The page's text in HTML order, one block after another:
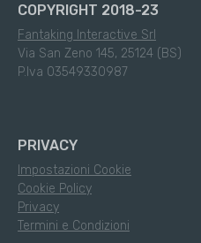
COPYRIGHT 2018-23
Fantaking Interactive Srl
Via San Zeno 145, 25124 (BS)
P.Iva 03549330987
PRIVACY
Impostazioni Cookie
Cookie Policy
Privacy
Termini e Condizioni